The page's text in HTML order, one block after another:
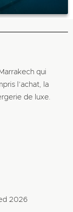
qui
l’achat, la
de luxe.
2026